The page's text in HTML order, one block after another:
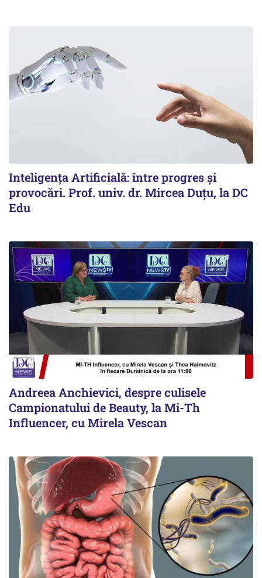
Inteligența Artificială: între progres și
provocări. Prof. univ. dr. Mircea Duțu, la DC
Edu
Andreea Anchievici, despre culisele
Campionatului de Beauty, la Mi-Th
Influencer, cu Mirela Vescan